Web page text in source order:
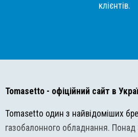
клієнтів.
Tomasetto - офіційний сайт в
Tomasetto один з найвідоміших
газобалонного обладнання. Понад